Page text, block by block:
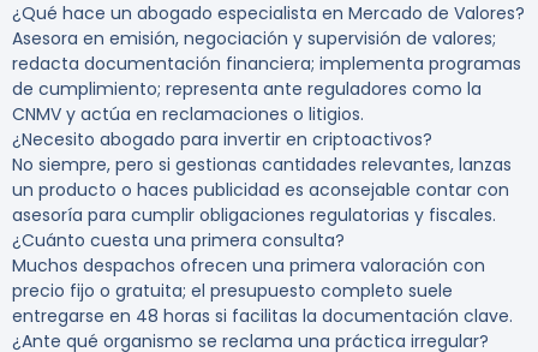
¿Qué hace un abogado especialista en Mercado de Valores?
Asesora en emisión, negociación y supervisión de valores;
redacta documentación financiera; implementa programas
de cumplimiento; representa ante reguladores como la
CNMV y actúa en reclamaciones o litigios.
¿Necesito abogado para invertir en criptoactivos?
No siempre, pero si gestionas cantidades relevantes, lanzas
un producto o haces publicidad es aconsejable contar con
asesoría para cumplir obligaciones regulatorias y fiscales.
¿Cuánto cuesta una primera consulta?
Muchos despachos ofrecen una primera valoración con
precio fijo o gratuita; el presupuesto completo suele
entregarse en 48 horas si facilitas la documentación clave.
¿Ante qué organismo se reclama una práctica irregular?